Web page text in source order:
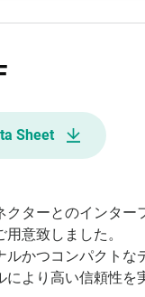
Sheet
クターとのインター
意致しました。
ルかつコンパクトな
より高い信頼性を